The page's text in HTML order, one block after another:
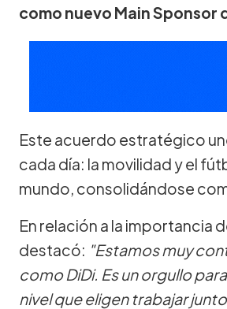
como nuevo Main Sponsor
Este acuerdo estratégico
cada día: la movilidad y el
mundo, consolidándose
En relación a la importancia
destacó: "Estamos muy
como DiDi. Es un orgullo
nivel que eligen trabajar